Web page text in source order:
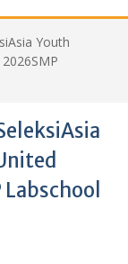
Youth